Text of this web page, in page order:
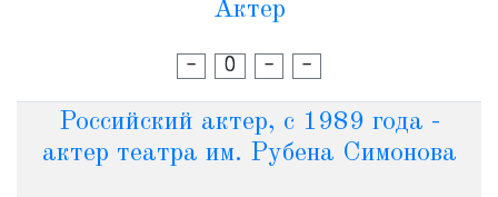
Актер
- О - -
Российский актер, с 1989 года -
актер театра им. Рубена Симонова